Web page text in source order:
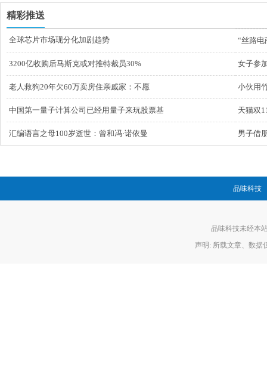
精彩推送
全球芯片市场现分化加剧趋势 “丝路电
3200亿收购后马斯克或对推特裁员30% 女子参
老人救狗20年欠60万卖房住亲戚家：不愿 小伙用
中国第一量子计算公司已经用量子来玩股票基 天猫双
汇编语言之母100岁逝世：曾和冯·诺依曼 男子借
品味科技
品味科技未经本
声明: 所载文章、数据